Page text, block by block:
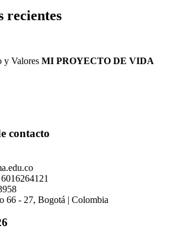
recientes
y Valores MI PROYECTO DE VIDA
contacto
66 - 27, Bogotá | Colombia